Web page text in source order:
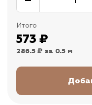
Итого
573 ₽
286.5 ₽ за 0.5 м